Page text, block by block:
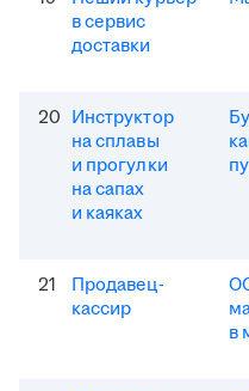
в сервис
доставки
20 Инструктор
на сплавы
и прогулки
на сапах
и каяках
21
Продавец-
кассир
в